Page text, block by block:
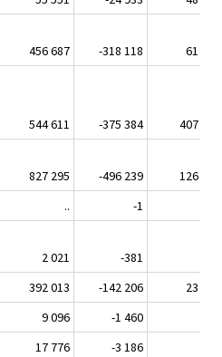
456 687 -318 118
61 007
544 611 -375 384
407 970
827 295 -496 239
126 504
.. -1
2 021 -381
392 013 -142 206
23 996
9 096 -1 460
17 776 -3 186